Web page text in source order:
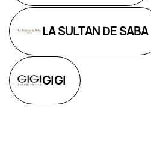
LA SULTAN DE SABA
GIGI